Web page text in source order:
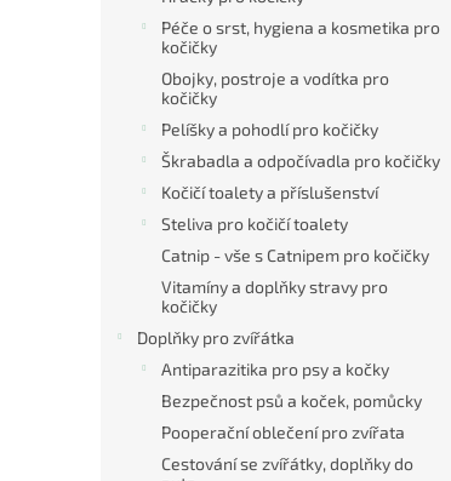
Péče o srst, hygiena a kosmetika pro
kočičky
Obojky, postroje a vodítka pro
kočičky
Pelíšky a pohodlí pro kočičky
Škrabadla a odpočívadla pro kočičky
Kočičí toalety a příslušenství
Steliva pro kočičí toalety
Catnip - vše s Catnipem pro kočičky
Vitamíny a doplňky stravy pro
kočičky
Doplňky pro zvířátka
Antiparazitika pro psy a kočky
Bezpečnost psů a koček, pomůcky
Pooperační oblečení pro zvířata
Cestování se zvířátky, doplňky do